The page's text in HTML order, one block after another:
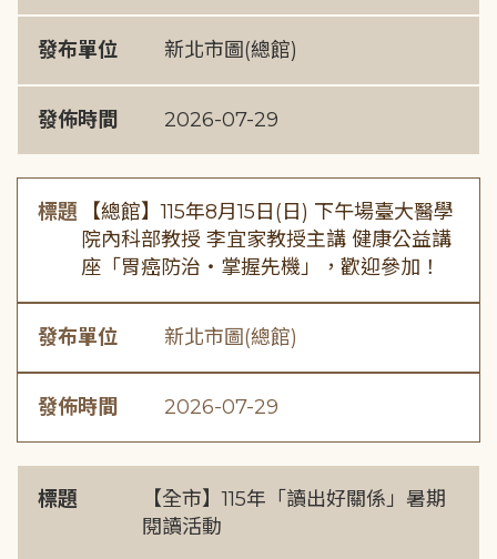
發布單位 新北市圖(總館)
發佈時間 2026-07-29
標題
【總館】115年8月15日(日) 下午場臺大醫學
院內科部教授 李宜家教授主講 健康公益講
座「胃癌防治・掌握先機」，歡迎參加！
發布單位 新北市圖(總館)
發佈時間 2026-07-29
標題
【全市】115年「讀出好關係」暑期
閱讀活動